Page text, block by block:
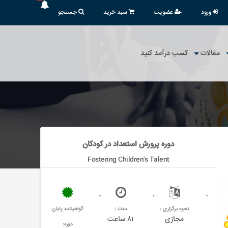
ورود عضویت سبد خرید جستجو
مقالات کسب درآمد کنید
دوره پرورش استعداد در کودکان
Fostering Children's Talent
نحوه برگزاری :
مجازی
مدت :
۸۱ ساعت
گواهینامه پایان
دوره: